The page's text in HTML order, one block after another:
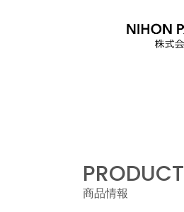
PRODUCT
商品情報